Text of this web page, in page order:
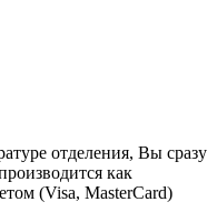
отделения, Вы сразу
как
(Visa, MasterCard)